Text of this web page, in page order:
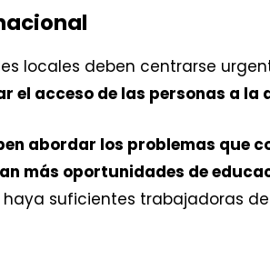
locales deben centrarse
el acceso de las personas a
abordar los problemas que
más oportunidades de
suficientes trabajadoras